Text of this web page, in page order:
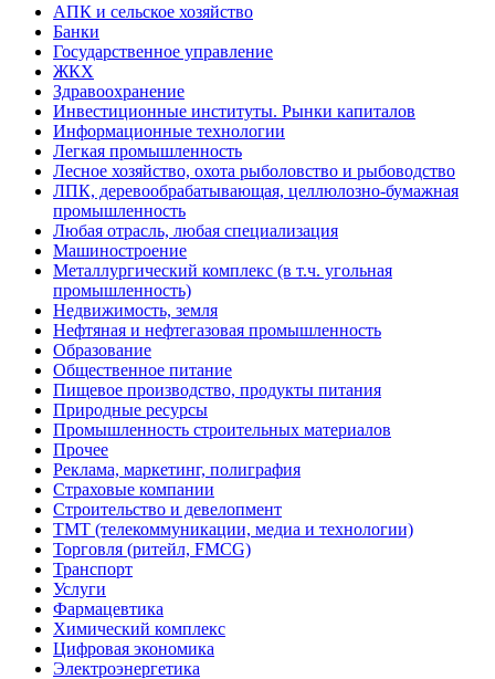
АПК и сельское хозяйство
Банки
Государственное управление
ЖКХ
Здравоохранение
Инвестиционные институты. Рынки капиталов
Информационные технологии
Легкая промышленность
Лесное хозяйство, охота рыболовство и рыбоводство
ЛПК, деревообрабатывающая, целлюлозно-бумажная
промышленность
Любая отрасль, любая специализация
Машиностроение
Металлургический комплекс (в т.ч. угольная
промышленность)
Недвижимость, земля
Нефтяная и нефтегазовая промышленность
Образование
Общественное питание
Пищевое производство, продукты питания
Природные ресурсы
Промышленность строительных материалов
Прочее
Реклама, маркетинг, полиграфия
Страховые компании
Строительство и девелопмент
ТМТ (телекоммуникации, медиа и технологии)
Торговля (ритейл, FMCG)
Транспорт
Услуги
Фармацевтика
Химический комплекс
Цифровая экономика
Электроэнергетика